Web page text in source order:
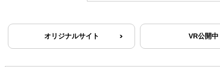
オリジナルサイト VR公開中